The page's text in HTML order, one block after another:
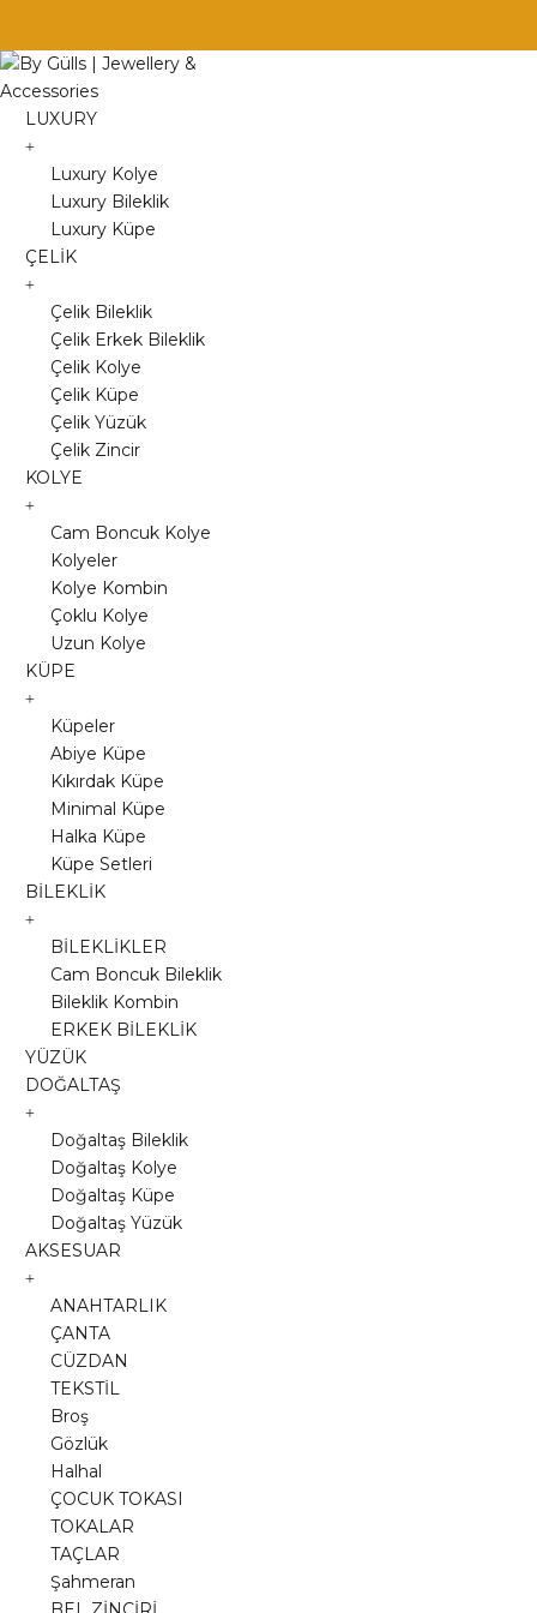
Skip
to
content
LUXURY
Luxury Kolye
Luxury Bileklik
Luxury Küpe
ÇELİK
Çelik Bileklik
Çelik Erkek Bileklik
Çelik Kolye
Çelik Küpe
Çelik Yüzük
Çelik Zincir
KOLYE
Cam Boncuk Kolye
Kolyeler
Kolye Kombin
Çoklu Kolye
Uzun Kolye
KÜPE
Küpeler
Abiye Küpe
Kıkırdak Küpe
Minimal Küpe
Halka Küpe
Küpe Setleri
BİLEKLİK
BİLEKLİKLER
Cam Boncuk Bileklik
Bileklik Kombin
ERKEK BİLEKLİK
YÜZÜK
DOĞALTAŞ
Doğaltaş Bileklik
Doğaltaş Kolye
Doğaltaş Küpe
Doğaltaş Yüzük
AKSESUAR
ANAHTARLIK
ÇANTA
CÜZDAN
TEKSTİL
Broş
Gözlük
Halhal
ÇOCUK TOKASI
TOKALAR
TAÇLAR
Şahmeran